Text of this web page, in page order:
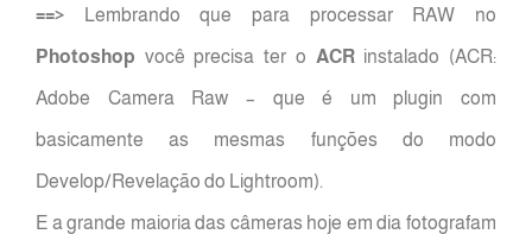
==> Lembrando que para processar RAW no
Photoshop você precisa ter o ACRinstalado (ACR:
Adobe Camera Raw – que é um plugin com
basicamente as mesmas funções do modo
Develop/Revelação do Lightroom).
E a grande maioria das câmeras hoje em dia fotografam